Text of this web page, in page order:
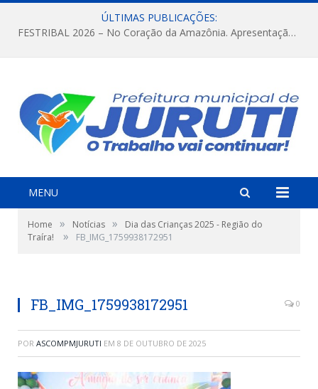
ÚLTIMAS PUBLICAÇÕES:
FESTRIBAL 2026 – No Coração da Amazônia. Apresentação da Munduruku.
MENU
Home » Notícias »
Dia das Crianças 2025 - Região do
Traíra!
» FB_IMG_1759938172951
FB_IMG_1759938172951 0
POR ASCOMPMJURUTI EM 8 DE OUTUBRO DE 2025